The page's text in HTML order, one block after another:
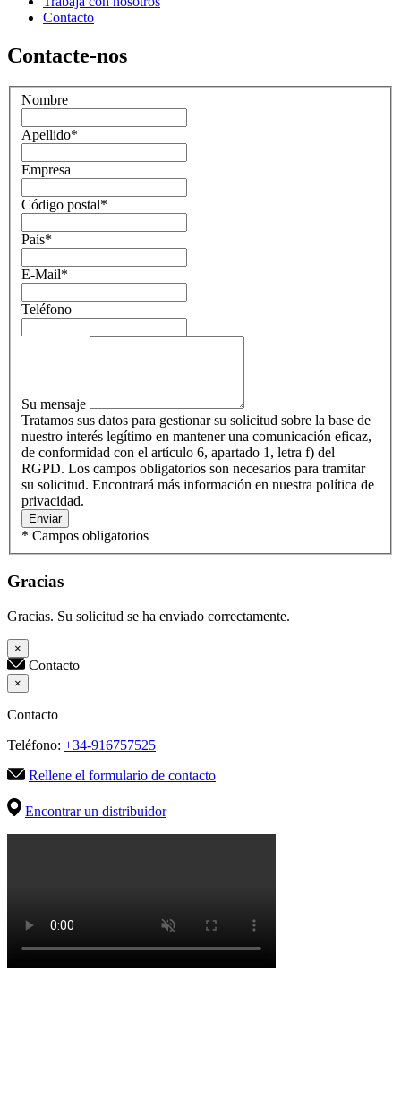
Contacto
Contacte-nos
Nombre
Apellido*
Empresa
Código postal*
País*
E-Mail*
Teléfono
Su mensaje
Tratamos sus datos para gestionar su solicitud sobre la base de
nuestro interés legítimo en mantener una comunicación eficaz,
de conformidad con el artículo 6, apartado 1, letra f) del
RGPD. Los campos obligatorios son necesarios para tramitar
su solicitud. Encontrará más información en nuestra política de
privacidad.
Enviar
* Campos obligatorios
Gracias
Gracias. Su solicitud se ha enviado correctamente.
×
Contacto
×
Contacto
Teléfono: +34-916757525
Rellene el formulario de contacto
Encontrar un distribuidor